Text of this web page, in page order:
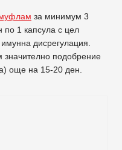
за минимум 3
по 1 капсула с цел
дисрегулация.
значително подобрение
още на 15-20 ден.